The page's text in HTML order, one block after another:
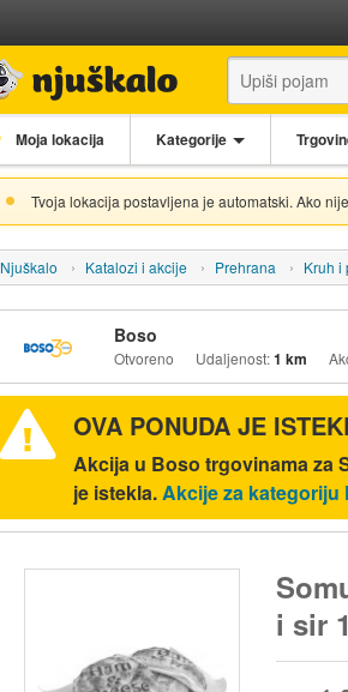
Moja lokacija Kategorije
Tvoja lokacija postavljena je automatski. Ako
Njuškalo Katalozi i akcije Prehrana Kruh i
Boso
Otvoreno Udaljenost:1 km
OVA PONUDA JE
Akcija u Boso trgovinama za
je istekla.Akcije za
i sir